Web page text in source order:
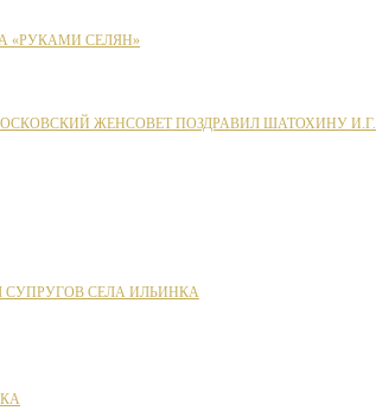
«РУКАМИ СЕЛЯН»
ЖЕНСОВЕТ ПОЗДРАВИЛ ШАТОХИНУ И.Г.
СУПРУГОВ СЕЛА ИЛЬИНКА